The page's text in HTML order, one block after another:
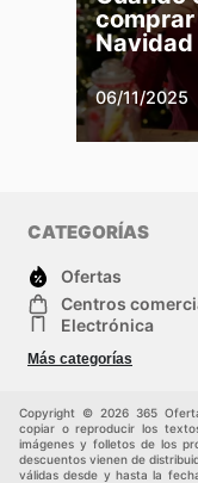
Navidad
06/11/2025
CATEGORÍAS
Ofertas
Centros
Electrónica
Herramientas y
Moda
Más categorías
Copyright © 2026 365
copiar o reproducir los
imágenes y folletos de los
descuentos vienen de
válidas desde y hasta la